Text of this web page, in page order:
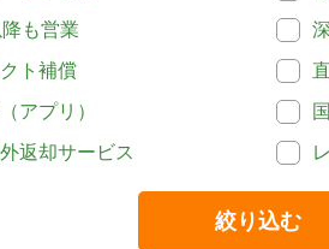
も営業
ト補償
アプリ）
返却サービス
絞り込む